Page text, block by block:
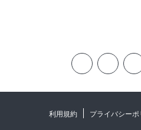
F
T
利用規約 プライバシーポ